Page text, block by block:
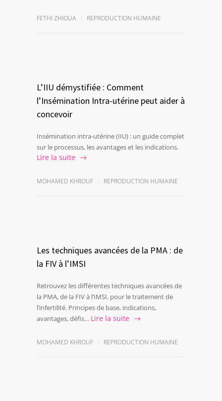
FETHI ZHIOUA REPRODUCTION HUMAINE
L’IIU démystifiée : Comment
l’Insémination Intra-utérine peut aider à
concevoir
Insémination intra-utérine (IIU) : un guide complet
sur le processus, les avantages et les indications.
Lire la suite
MOHAMED KHROUF REPRODUCTION HUMAINE
Les techniques avancées de la PMA : de
la FIV à l’IMSI
Retrouvez les différentes techniques avancées de
la PMA, de la FIV à l’IMSI, pour le traitement de
l’infertilité. Principes de base, indications,
avantages, défis… Lire la suite
MOHAMED KHROUF REPRODUCTION HUMAINE